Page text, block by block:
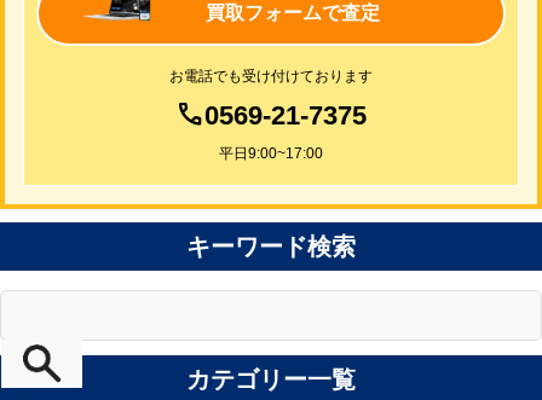
買取フォームで査定
お電話でも受け付けております
0569-21-7375
平日9:00~17:00
キーワード検索
カテゴリー一覧